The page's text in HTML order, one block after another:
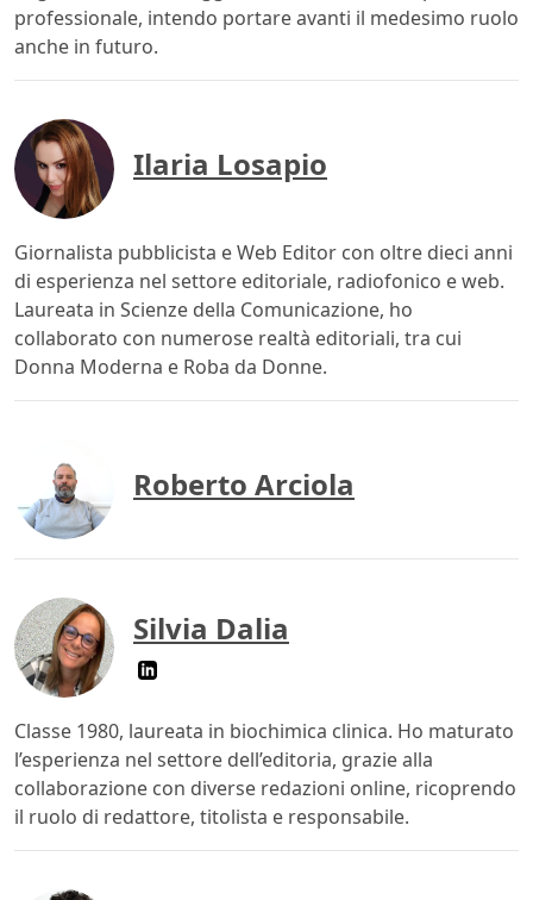
professionale, intendo portare avanti il medesimo ruolo
anche in futuro.
Ilaria Losapio
Giornalista pubblicista e Web Editor con oltre dieci anni
di esperienza nel settore editoriale, radiofonico e web.
Laureata in Scienze della Comunicazione, ho
collaborato con numerose realtà editoriali, tra cui
Donna Moderna e Roba da Donne.
Roberto Arciola
Silvia Dalia
Classe 1980, laureata in biochimica clinica. Ho maturato
l’esperienza nel settore dell’editoria, grazie alla
collaborazione con diverse redazioni online, ricoprendo
il ruolo di redattore, titolista e responsabile.